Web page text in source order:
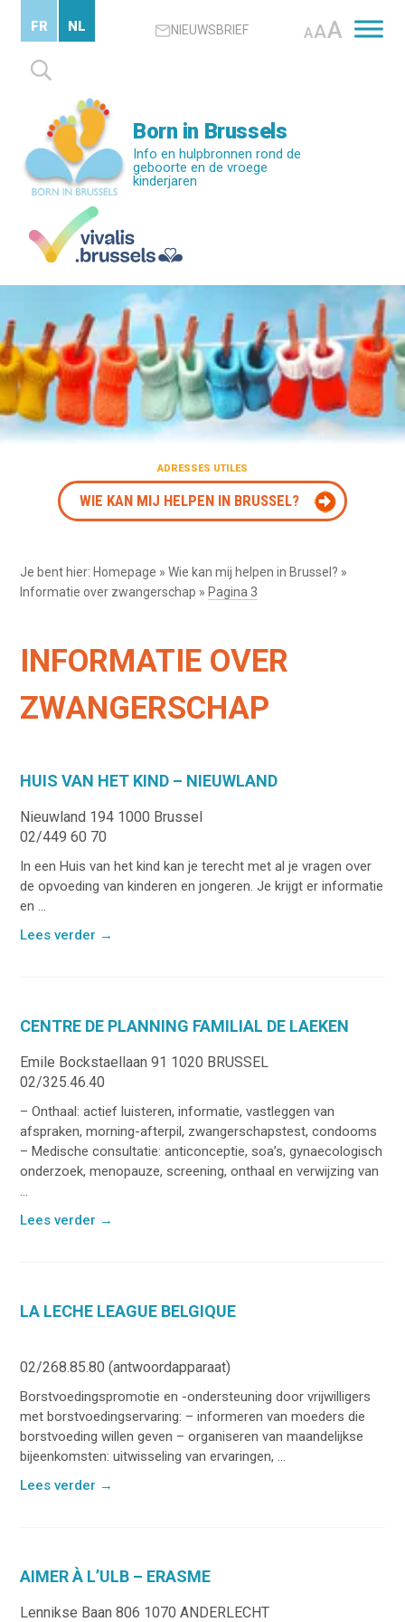
content
NIEUWSBRIEF AAA
Zoeken
naar:
FR NL
Born in Brussels
Info en hulpbronnen rond de
geboorte en de vroege
kinderjaren
ADRESSES UTILES
WIE KAN MIJ HELPEN IN BRUSSEL?
Je bent hier: Homepage »Wie kan mij helpen in Brussel? »
Informatie over zwangerschap » Pagina 3
INFORMATIE OVER
ZWANGERSCHAP
HUIS VAN HET KIND – NIEUWLAND
Nieuwland 194 1000 Brussel
02/449 60 70
In een Huis van het kind kan je terecht met al je vragen over
de opvoeding van kinderen en jongeren. Je krijgt er informatie
en ...
Lees verder →
CENTRE DE PLANNING FAMILIAL DE LAEKEN
Emile Bockstaellaan 91 1020 BRUSSEL
02/325.46.40
– Onthaal: actief luisteren, informatie, vastleggen van
afspraken, morning-afterpil, zwangerschapstest, condooms
– Medische consultatie: anticonceptie, soa’s, gynaecologisch
onderzoek, menopauze, screening, onthaal en verwijzing van
...
Lees verder →
LA LECHE LEAGUE BELGIQUE
02/268.85.80 (antwoordapparaat)
Borstvoedingspromotie en -ondersteuning door vrijwilligers
met borstvoedingservaring: – informeren van moeders die
borstvoeding willen geven – organiseren van maandelijkse
bijeenkomsten: uitwisseling van ervaringen, ...
Lees verder →
AIMER À L’ULB – ERASME
Lennikse Baan 806 1070 ANDERLECHT